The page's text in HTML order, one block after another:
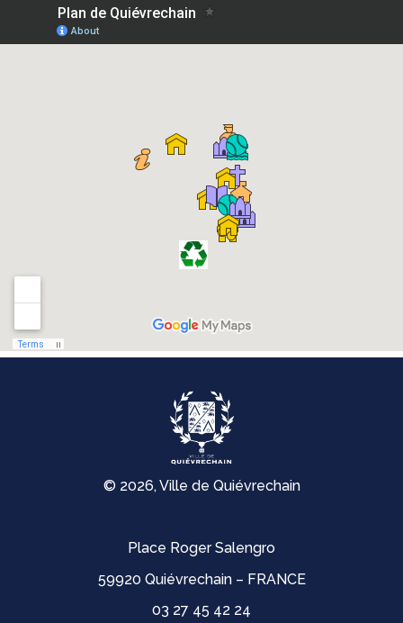
© 2026, Ville de Quiévrechain
Place Roger Salengro
59920 Quiévrechain – FRANCE
03 27 45 42 24